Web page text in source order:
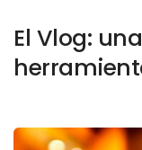
El Vlog: